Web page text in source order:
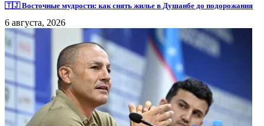
🇹🇯 Восточные мудрости: как снять жилье в Душанбе до подорожания
6 августа, 2026